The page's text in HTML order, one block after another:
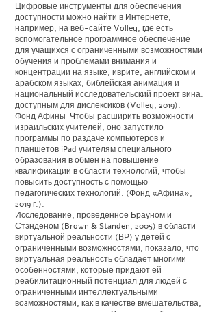
Цифровые инструменты для обеспечения
доступности можно найти в Интернете,
например, на веб-сайте Volley, где есть
вспомогательное программное обеспечение
для учащихся с ограниченными возможностями
обучения и проблемами внимания и
концентрации на языке, иврите, английском и
арабском языках, библейская анимация и
национальный исследовательский проект вина.
доступным для дислексиков (Volley, 2019).
Фонд Афины Чтобы расширить возможности
израильских учителей, оно запустило
программы по раздаче компьютеров и
планшетов iPad учителям специального
образования в обмен на повышение
квалификации в области технологий, чтобы
повысить доступность с помощью
педагогических технологий. (Фонд «Афина»,
2019 г.).
Исследование, проведенное Брауном и
Стэнденом (Brown & Standen, 2005) в области
виртуальной реальности (ВР) у детей с
ограниченными возможностями, показало, что
виртуальная реальность обладает многими
особенностями, которые придают ей
реабилитационный потенциал для людей с
ограниченными интеллектуальными
возможностями, как в качестве вмешательства,